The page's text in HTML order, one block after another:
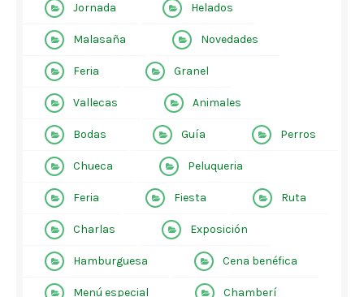
Jornada Helados
Malasaña Novedades
Feria Granel
Vallecas Animales
Bodas Guía Perros
Chueca Peluqueria
Feria Fiesta Ruta
Charlas Exposición
Hamburguesa Cena benéfica
Menú especial Chamberí